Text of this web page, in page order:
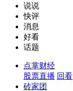
说说
快评
消息
好看
话题
点掌财经
股票直播 回看
砖家团